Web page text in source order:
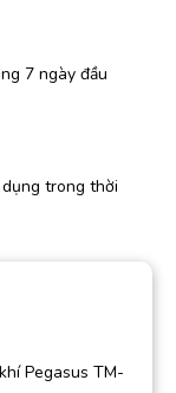
7 ngày đầu
trong thời
Pegasus TM-